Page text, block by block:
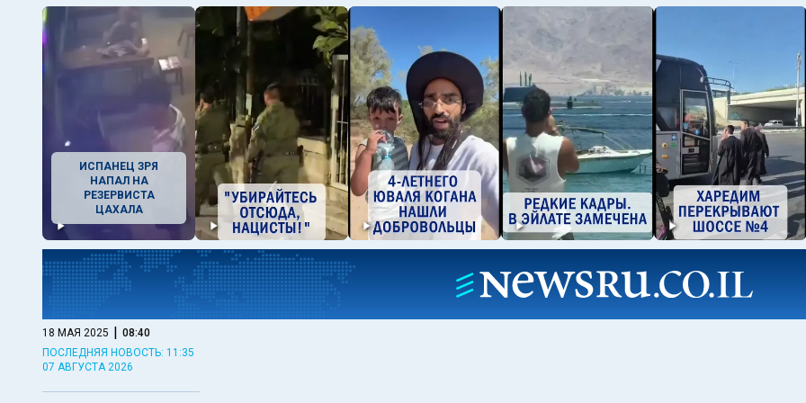
ИСПАНЕЦ ЗРЯ
НАПАЛ НА
РЕЗЕРВИСТА
ЦАХАЛА
18 МАЯ 2025 | 08:40
ПОСЛЕДНЯЯ НОВОСТЬ: 11:35
07 АВГУСТА 2026